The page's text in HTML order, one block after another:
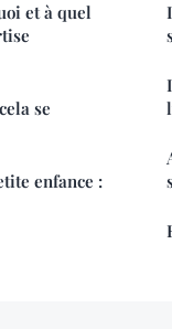
et à quel
se
enfance :